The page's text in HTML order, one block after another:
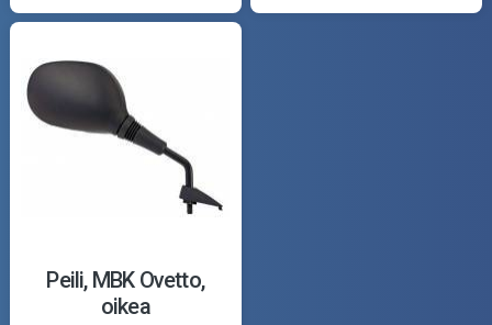
Peili, MBK Ovetto,
oikea